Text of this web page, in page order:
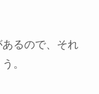
るので、それ
。